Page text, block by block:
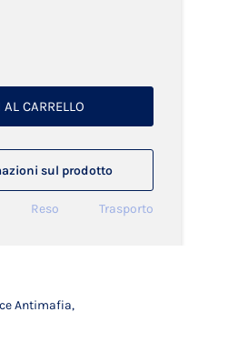
CARRELLO
sul prodotto
Reso Trasporto
Antimafia,